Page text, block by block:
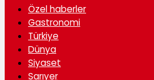
Özel haberler
Gastronomi
Türkiye
Dünya
Siyaset
Sarıyer